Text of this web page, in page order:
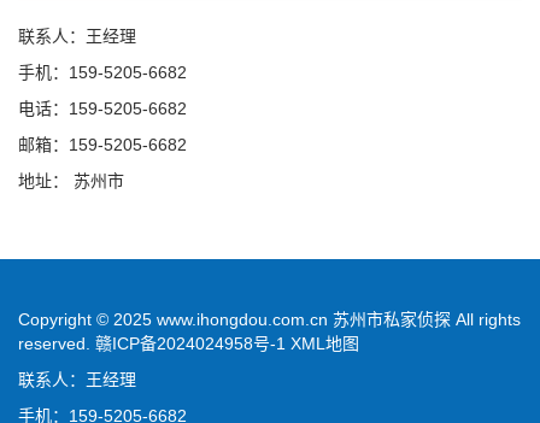
联系人：王经理
手机：159-5205-6682
电话：159-5205-6682
邮箱：159-5205-6682
地址： 苏州市
Copyright © 2025 www.ihongdou.com.cn 苏州市私家侦探 All rights
reserved. 赣ICP备2024024958号-1 XML地图
联系人：王经理
手机：159-5205-6682